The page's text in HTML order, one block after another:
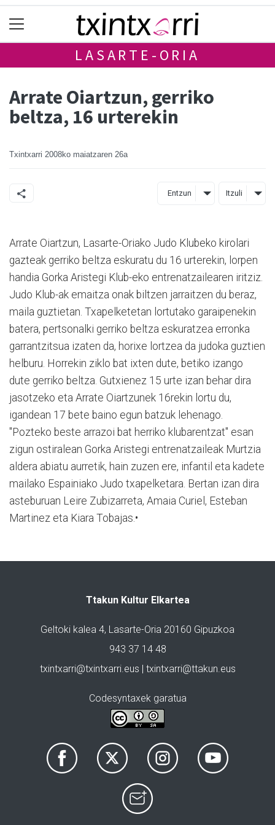
LASARTE-ORIA
Arrate Oiartzun, gerriko
beltza, 16 urterekin
Txintxarri 2008ko maiatzaren 26a
Entzun Itzuli
Arrate Oiartzun, Lasarte-Oriako Judo Klubeko kirolari
gazteak gerriko beltza eskuratu du 16 urterekin, lorpen
handia Gorka Aristegi Klub-eko entrenatzailearen iritziz.
Judo Klub-ak emaitza onak biltzen jarraitzen du beraz,
maila guztietan. Txapelketetan lortutako garaipenekin
batera, pertsonalki gerriko beltza eskuratzea erronka
garrantzitsua izaten da, horixe lortzea da judoka guztien
helburu. Horrekin ziklo bat ixten dute, betiko izango
dute gerriko beltza. Gutxienez 15 urte izan behar dira
jasotzeko eta Arrate Oiartzunek 16rekin lortu du,
igandean 17 bete baino egun batzuk lehenago.
"Pozteko beste arrazoi bat herriko klubarentzat" esan
zigun ostiralean Gorka Aristegi entrenatzaileak Murtzia
aldera abiatu aurretik, hain zuzen ere, infantil eta kadete
mailako Espainiako Judo txapelketara. Bertan izan dira
asteburuan Leire Zubizarreta, Amaia Curiel, Esteban
Martinez eta Kiara Tobajas.•
Ttakun Kultur Elkartea
Geltoki kalea 4, Lasarte-Oria 20160 Gipuzkoa
943 37 14 48
txintxarri@txintxarri.eus | txintxarri@ttakun.eus
Codesyntaxek garatua